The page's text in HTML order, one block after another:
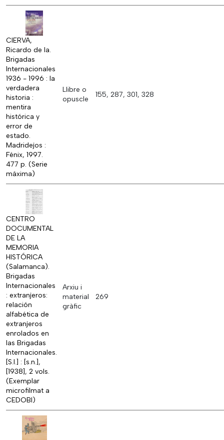
CIERVA,
Ricardo de la.
Brigadas
Internacionales
1936 - 1996 : la
verdadera
historia :
mentira
histórica y
error de
estado.
Madridejos :
Fénix, 1997.
477 p. (Serie
máxima)
Llibre o
opuscle
155, 287, 301, 328
CENTRO
DOCUMENTAL
DE LA
MEMORIA
HISTÓRICA
(Salamanca).
Brigadas
Internacionales
: extranjeros:
relación
alfabética de
extranjeros
enrolados en
las Brigadas
Internacionales.
[S.l.] : [s.n.],
[1938], 2 vols.
(Exemplar
microfilmat a
CEDOBI)
Arxiu i
material
gràfic
269